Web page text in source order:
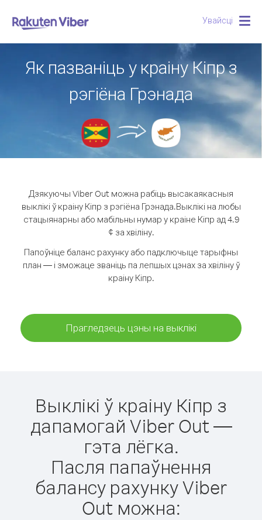
Увайсці
Як пазваніць у краіну Кіпр з
рэгіёна Грэнада
Дзякуючы Viber Out можна рабіць высакаякасныя
выклікі ў краіну Кіпр з рэгіёна Грэнада.Выклікі на любы
стацыянарны або мабільны нумар у краіне Кіпр ад 4.9
¢ за хвіліну.
Папоўніце баланс рахунку або падключыце тарыфны
план — і зможаце званіць па лепшых цэнах за хвіліну ў
краіну Кіпр.
Прагледзець цэны на выклікі
Выклікі ў краіну Кіпр з
дапамогай Viber Out —
гэта лёгка.
Пасля папаўнення
балансу рахунку Viber
Out можна: